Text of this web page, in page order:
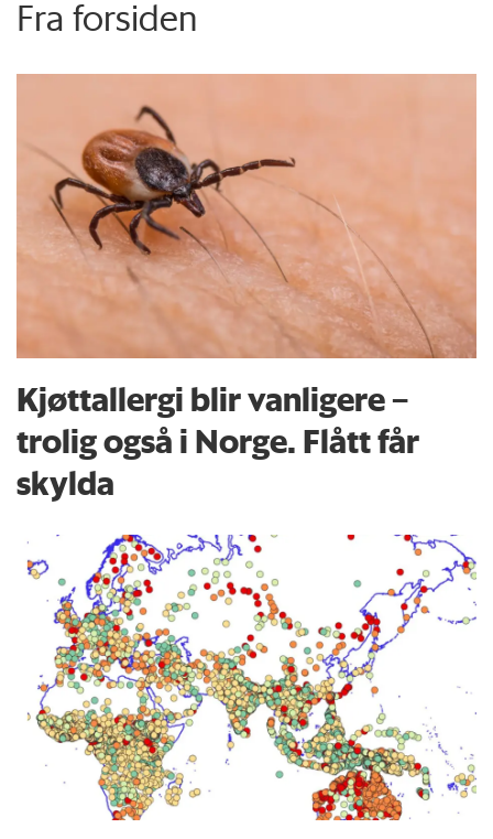
Fra forsiden
Kjøttallergi blir vanligere –
trolig også i Norge. Flått får
skylda